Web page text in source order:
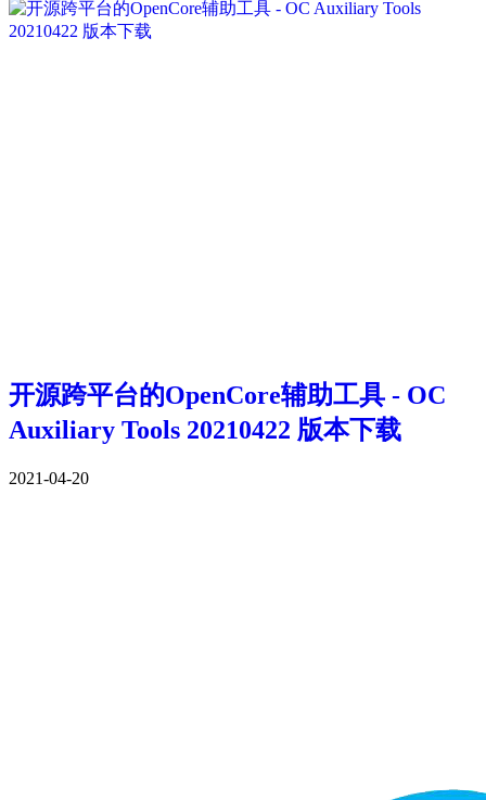
开源跨平台的OpenCore辅助工具 - OC
Auxiliary Tools 20210422 版本下载
2021-04-20